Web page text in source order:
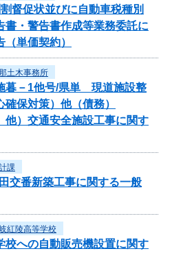
督促状並びに自動車税種別
書・警告書作成等業務委託に
単価契約）
土木事務所
暮－1他号/県単 現道施設整
保対策）他（債務）
）交通安全施設工事に関す
課
交番新築工事に関する一般
紅陵高等学校
校への自動販売機設置に関す